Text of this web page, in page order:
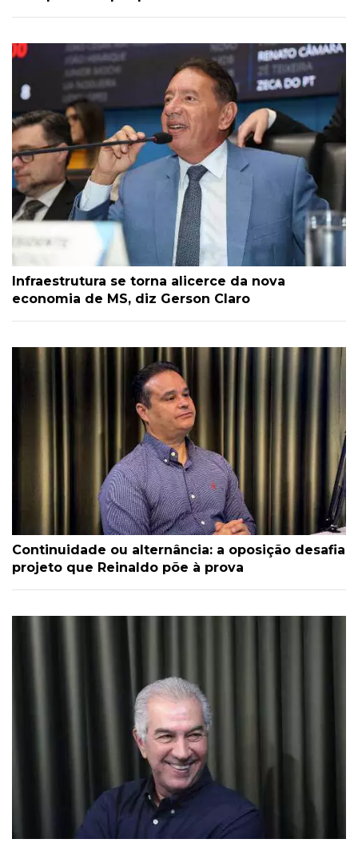
Infraestrutura se torna alicerce da nova
economia de MS, diz Gerson Claro
Continuidade ou alternância: a oposição desafia
projeto que Reinaldo põe à prova